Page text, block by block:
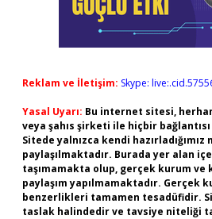
Reklam ve İletişim: Skype:
Yasal Uyarı: Bu internet sitesi,
veya şahıs şirketi ile hiçbir
Sitede yalnızca kendi
paylaşılmaktadır. Burada yer alan
taşımamakta olup, gerçek kurum ve
paylaşım yapılmamaktadır. Gerçek
benzerlikleri tamamen tesadüfidir.
taslak halindedir ve tavsiye niteliği